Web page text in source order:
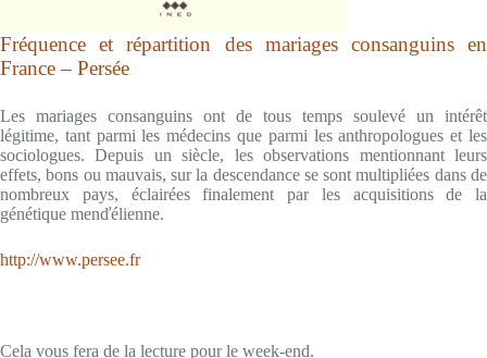
Fréquence et répartition des mariages consanguins en
France – Persée
Les mariages consanguins ont de tous temps soulevé un intérêt
légitime, tant parmi les médecins que parmi les anthropologues et les
sociologues. Depuis un siècle, les observations mentionnant leurs
effets, bons ou mauvais, sur la descendance se sont multipliées dans de
nombreux pays, éclairées finalement par les acquisitions de la
génétique menďélienne.
http://www.persee.fr
Cela vous fera de la lecture pour le week-end.